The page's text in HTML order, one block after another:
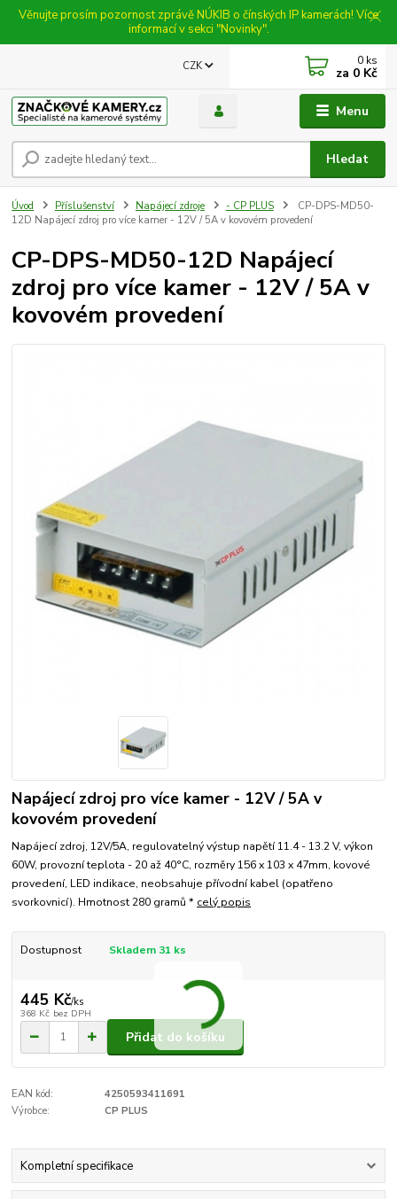
Věnujte prosím pozornost zprávě NÚKIB o čínských IP kamerách! Více
informací v sekci "Novinky".
Menu
CZK
Hledat
0 ks
za 0 Kč
Úvod Příslušenství Napájecí zdroje - CP PLUS
CP-DPS-MD50-
12D Napájecí zdroj pro více kamer - 12V / 5A v kovovém provedení
CP-DPS-MD50-12D Napájecí
zdroj pro více kamer - 12V / 5A v
kovovém provedení
Napájecí zdroj pro více kamer - 12V / 5A v
kovovém provedení
Napájecí zdroj, 12V/5A, regulovatelný výstup napětí 11.4 - 13.2 V, výkon
60W, provozní teplota - 20 až 40°C, rozměry 156 x 103 x 47mm, kovové
provedení, LED indikace, neobsahuje přívodní kabel (opatřeno
svorkovnicí). Hmotnost 280 gramů * celý popis
Dostupnost Skladem 31 ks
445 Kč/ks
368 Kč bez DPH
Přidat do košíku
EAN kód:
4250593411691
Výrobce:
CP PLUS
Kompletní specifikace